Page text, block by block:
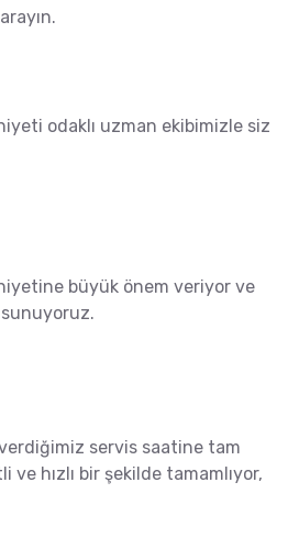
odaklı uzman ekibimizle siz
büyük önem veriyor ve
servis saatine tam
hızlı bir şekilde tamamlıyor,